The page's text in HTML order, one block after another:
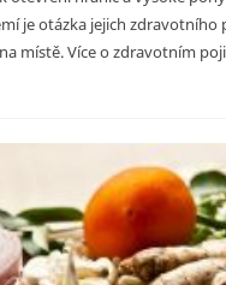
je otázka jejich zdravotního
místě. Více o zdravotním